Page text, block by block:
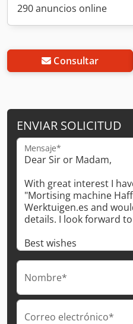
290 anuncios online
Consultar
ENVIAR SOLICITUD
Mensaje*
Nombre*
Correo electrónico*